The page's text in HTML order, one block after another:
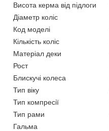
Висота керма від підлоги
Діаметр коліс
Код моделі
Кількість коліс
Матеріал деки
Рост
Блискучі колеса
Тип віку
Тип компресії
Тип рами
Гальма